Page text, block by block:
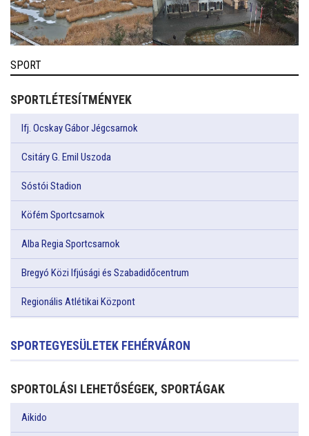
SPORT
SPORTLÉTESÍTMÉNYEK
Ifj. Ocskay Gábor Jégcsarnok
Csitáry G. Emil Uszoda
Sóstói Stadion
Köfém Sportcsarnok
Alba Regia Sportcsarnok
Bregyó Közi Ifjúsági és Szabadidőcentrum
Regionális Atlétikai Központ
SPORTEGYESÜLETEK FEHÉRVÁRON
SPORTOLÁSI LEHETŐSÉGEK, SPORTÁGAK
Aikido